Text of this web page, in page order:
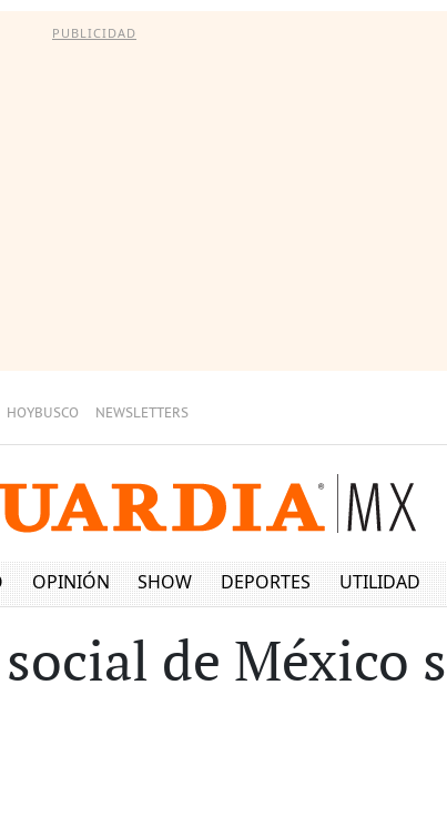
PUBLICIDAD
HOYBUSCO NEWSLETTERS
OPINIÓN SHOW DEPORTES UTILIDAD
de México